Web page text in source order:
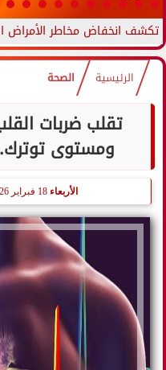
مخاطر الأمراض المزمنة
الرئيسية الصحة
تقلب ضربات
ومستوى
الأربعاء